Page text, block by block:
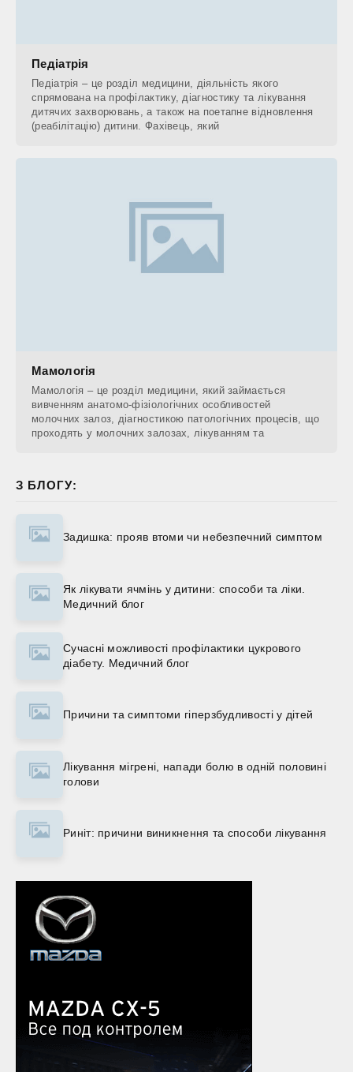
Педіатрія
Педіатрія – це розділ медицини, діяльність якого
спрямована на профілактику, діагностику та лікування
дитячих захворювань, а також на поетапне відновлення
(реабілітацію) дитини. Фахівець, який
Мамологія
Мамологія – це розділ медицини, який займається
вивченням анатомо-фізіологічних особливостей
молочних залоз, діагностикою патологічних процесів, що
проходять у молочних залозах, лікуванням та
З БЛОГУ:
Задишка: прояв втоми чи небезпечний симптом
Як лікувати ячмінь у дитини: способи та ліки.
Медичний блог
Сучасні можливості профілактики цукрового
діабету. Медичний блог
Причини та симптоми гіперзбудливості у дітей
Лікування мігрені, напади болю в одній половині
голови
Риніт: причини виникнення та способи лікування